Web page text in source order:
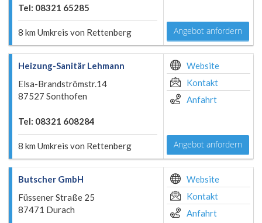
Tel: 08321 65285
8 km Umkreis von Rettenberg Angebot anfordern
Heizung-Sanitär Lehmann
Elsa-Brandströmstr.14
87527 Sonthofen
Tel: 08321 608284
8 km Umkreis von Rettenberg
Website
Kontakt
Anfahrt
Angebot anfordern
Butscher GmbH
Füssener Straße 25
87471 Durach
Website
Kontakt
Anfahrt